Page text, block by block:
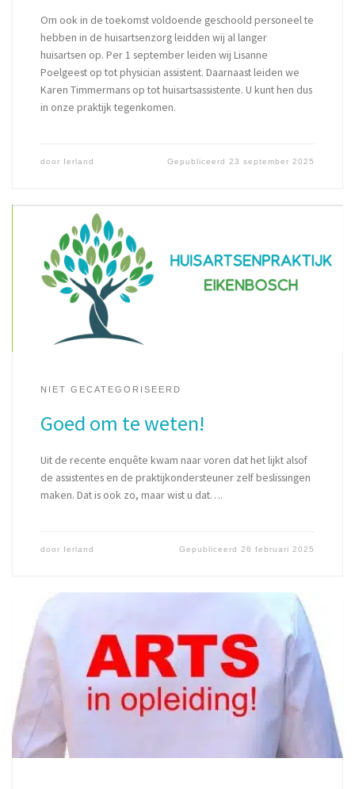
Om ook in de toekomst voldoende geschoold personeel te
hebben in de huisartsenzorg leidden wij al langer
huisartsen op. Per 1 september leiden wij Lisanne
Poelgeest op tot physician assistent. Daarnaast leiden we
Karen Timmermans op tot huisartsassistente. U kunt hen dus
in onze praktijk tegenkomen.
door Ierland Gepubliceerd23 september 2025
NIET GECATEGORISEERD
Goed om te weten!
Uit de recente enquête kwam naar voren dat het lijkt alsof
de assistentes en de praktijkondersteuner zelf beslissingen
maken. Dat is ook zo, maar wist u dat….
door Ierland Gepubliceerd26 februari 2025